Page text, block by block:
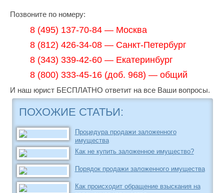
Позвоните по номеру:
8 (495) 137-70-84 — Москва
8 (812) 426-34-08 — Санкт-Петербург
8 (343) 339-42-60 — Екатеринбург
8 (800) 333-45-16 (доб. 968) — общий
И наш юрист БЕСПЛАТНО ответит на все Ваши вопросы.
ПОХОЖИЕ СТАТЬИ:
Процедура продажи заложенного
имущества
Как не купить заложенное имущество?
Порядок продажи заложенного имущества
Как происходит обращение взыскания на